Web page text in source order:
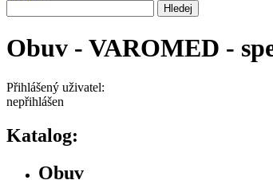
Obuv - VAROMED -
Přihlášený uživatel:
nepřihlášen
Katalog:
Obuv